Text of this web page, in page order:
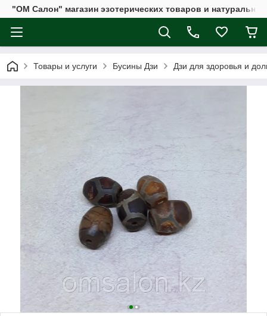
"ОМ Салон" магазин эзотерических товаров и
Товары и услуги Бусины Дзи Дзи для здоровья и